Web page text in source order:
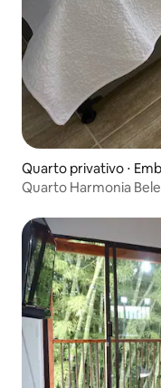
Quarto privativo ⋅
Quarto Harmonia